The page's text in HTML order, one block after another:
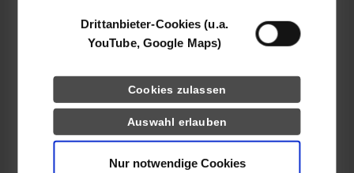
Drittanbieter-Cookies (u.a.
YouTube, Google Maps)
Cookies zulassen
Auswahl erlauben
Nur notwendige Cookies
www.fujitsu.com
+49 89 62060 0
career@fujitsu.com